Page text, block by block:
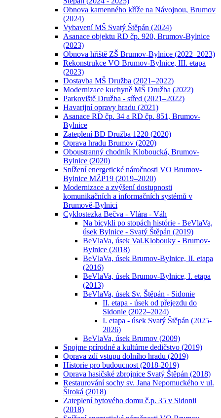
Obnova kamenného kříže na Návojnou, Brumov
(2024)
Vybavení MŠ Svatý Štěpán (2024)
Asanace objektu RD čp. 920, Brumov-Bylnice
(2023)
Obnova hřiště ZŠ Brumov-Bylnice (2022–2023)
Rekonstrukce VO Brumov-Bylnice, III. etapa
(2023)
Dostavba MŠ Družba (2021–2022)
Modernizace kuchyně MŠ Družba (2022)
Parkoviště Družba - střed (2021–2022)
Havarijní opravy hradu (2021)
Asanace RD čp. 34 a RD čp. 851, Brumov-
Bylnice
Zateplení BD Družba 1220 (2020)
Oprava hradu Brumov (2020)
Oboustranný chodník Kloboucká, Brumov-
Bylnice (2020)
Snížení energetické náročnosti VO Brumov-
Bylnice MŽP19 (2019–2020)
Modernizace a zvýšení dostupnosti
komunikačních a informačních systémů v
Brumově-Bylnici
Cyklostezka Bečva - Vlára - Váh
Na bicykli po stopách histórie - BeVlaVa,
úsek Bylnice - Svatý Štěpán (2019)
BeVlaVa, úsek Val.Klobouky - Brumov-
Bylnice (2018)
BeVlaVa, úsek Brumov-Bylnice, II. etapa
(2016)
BeVlaVa, úsek Brumov-Bylnice, I. etapa
(2013)
BeVlaVa, úsek Sv. Štěpán - Sidonie
II. etapa - úsek od přejezdu do
Sidonie (2022–2024)
I. etapa - úsek Svatý Štěpán (2025-
2026)
BeVlaVa, úsek Brumov (2009)
Spojme prírodné a kultúrne dedičstvo (2019)
Oprava zdí vstupu dolního hradu (2019)
Historie pro budoucnost (2018-2019)
Oprava hasičské zbrojnice Svatý Štěpán (2018)
Restaurování sochy sv. Jana Nepomuckého v ul.
Široká (2018)
Zateplení bytového domu č.p. 35 v Sidonii
(2018)